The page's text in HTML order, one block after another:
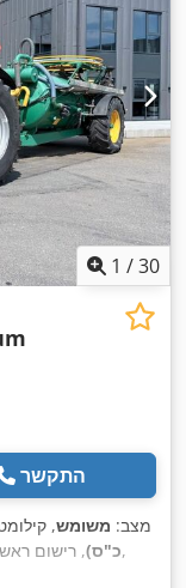
1 /30
התקשר
מצב: משומש,
כ"ס), רישום ,